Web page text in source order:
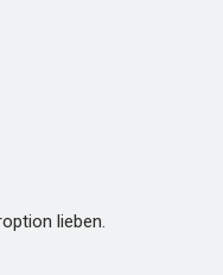
lieben.